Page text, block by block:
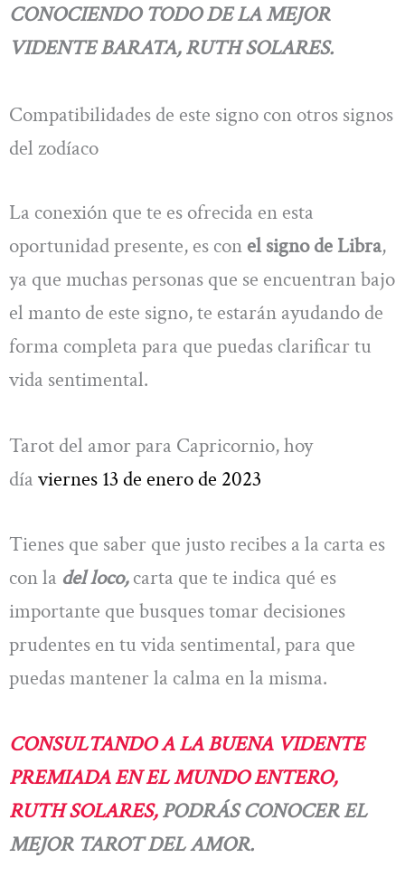
CONOCIENDO TODO DE LA MEJOR
VIDENTE BARATA, RUTH SOLARES.
Compatibilidades de este signo con otros signos
del zodíaco
La conexión que te es ofrecida en esta
oportunidad presente, es con el signo de Libra,
ya que muchas personas que se encuentran bajo
el manto de este signo, te estarán ayudando de
forma completa para que puedas clarificar tu
vida sentimental.
Tarot del amor para Capricornio, hoy
día viernes 13 de enero de 2023
Tienes que saber que justo recibes a la carta es
con la del loco,carta que te indica qué es
importante que busques tomar decisiones
prudentes en tu vida sentimental, para que
puedas mantener la calma en la misma.
CONSULTANDO A LA BUENA VIDENTE
PREMIADA EN EL MUNDO ENTERO,
RUTH SOLARES,PODRÁS CONOCER EL
MEJOR TAROT DEL AMOR.